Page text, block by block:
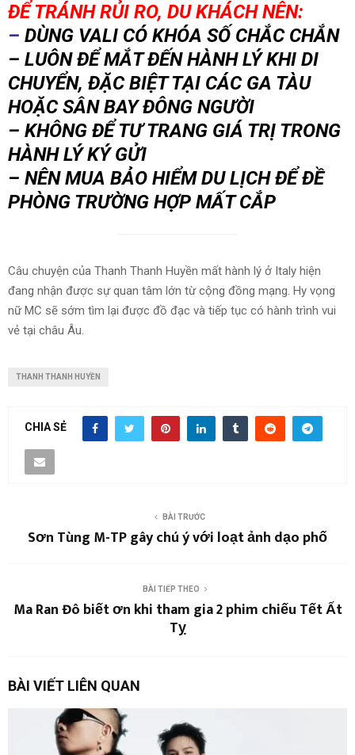
ĐỂ TRÁNH RỦI RO, DU KHÁCH NÊN:
– DÙNG VALI CÓ KHÓA SỐ CHẮC CHẮN
– LUÔN ĐỂ MẮT ĐẾN HÀNH LÝ KHI DI
CHUYỂN, ĐẶC BIỆT TẠI CÁC GA TÀU
HOẶC SÂN BAY ĐÔNG NGƯỜI
– KHÔNG ĐỂ TƯ TRANG GIÁ TRỊ TRONG
HÀNH LÝ KÝ GỬI
– NÊN MUA BẢO HIỂM DU LỊCH ĐỂ ĐỀ
PHÒNG TRƯỜNG HỢP MẤT CẮP
Câu chuyện của Thanh Thanh Huyền mất hành lý ở Italy hiện
đang nhận được sự quan tâm lớn từ cộng đồng mạng. Hy vọng
nữ MC sẽ sớm tìm lại được đồ đạc và tiếp tục có hành trình vui
vẻ tại châu Âu.
THANH THANH HUYỀN
CHIA SẺ
BÀI TRƯỚC
Sơn Tùng M-TP gây chú ý với loạt ảnh dạo phố
BÀI TIẾP THEO
Ma Ran Đô biết ơn khi tham gia 2 phim chiếu Tết Ất
Tỵ
BÀI VIẾT LIÊN QUAN